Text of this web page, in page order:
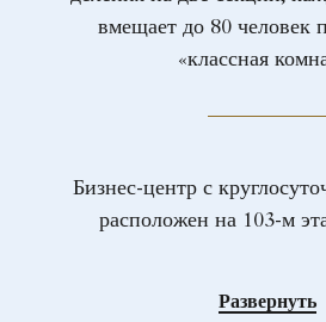
вмещает до 80 человек
«классная
Бизнес-центр с
расположен на 103-м
Развернуть